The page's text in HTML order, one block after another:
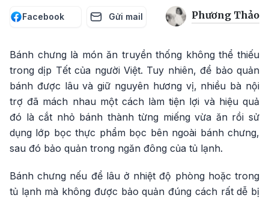
Facebook Gửi mail Phương Thảo
Bánh chưng là món ăn truyền thống không thể thiếu
trong dịp Tết của người Việt. Tuy nhiên, để bảo quản
bánh được lâu và giữ nguyên hương vị, nhiều bà nội
trợ đã mách nhau một cách làm tiện lợi và hiệu quả
đó là cắt nhỏ bánh thành từng miếng vừa ăn rồi sử
dụng lớp bọc thực phẩm bọc bên ngoài bánh chưng,
sau đó bảo quản trong ngăn đông của tủ lạnh.
Bánh chưng nếu để lâu ở nhiệt độ phòng hoặc trong
tủ lạnh mà không được bảo quản đúng cách rất dễ bị